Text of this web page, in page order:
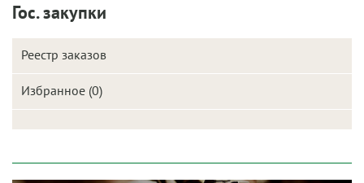
Гос. закупки
Реестр заказов
Избранное (0)